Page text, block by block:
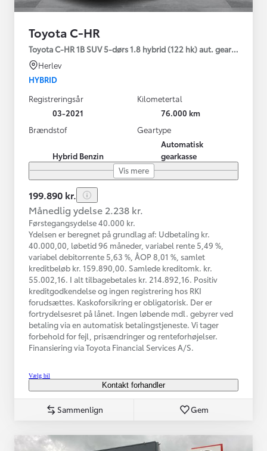
Toyota C-HR
Toyota C-HR 1B SUV 5-dørs 1.8 hybrid (122 hk) aut. gear C-LUB -
Herlev
HYBRID
Registreringsår
03-2021
Kilometertal
76.000 km
Brændstof
Hybrid Benzin
Geartype
Automatisk
gearkasse
Vis mere
199.890 kr.
Månedlig ydelse 2.238 kr.
Førstegangsydelse 40.000 kr.
Ydelsen er beregnet på grundlag af: Udbetaling kr.
40.000,00, løbetid 96 måneder, variabel rente 5,49 %,
variabel debitorrente 5,63 %, ÅOP 8,01 %, samlet
kreditbeløb kr. 159.890,00. Samlede kreditomk. kr.
55.002,16. I alt tilbagebetales kr. 214.892,16. Positiv
kreditgodkendelse og ingen registrering hos RKI
forudsættes. Kaskoforsikring er obligatorisk. Der er
fortrydelsesret på lånet. Ingen løbende mdl. gebyrer ved
betaling via en automatisk betalingstjeneste. Vi tager
forbehold for fejl, prisændringer og renteforhøjelser.
Finansiering via Toyota Financial Services A/S.
Vælg bil
Kontakt forhandler
Sammenlign Gem